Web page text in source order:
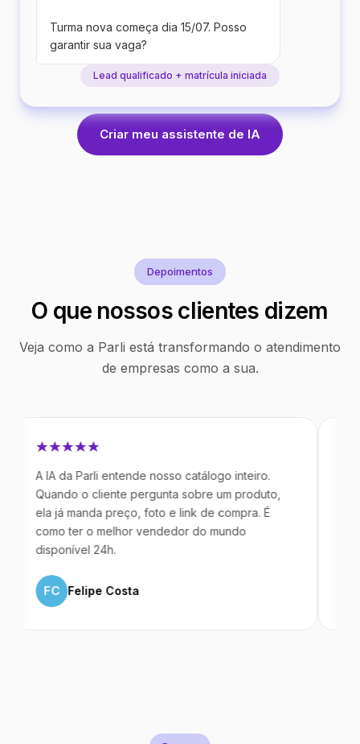
Turma nova começa dia 15/07. Posso
garantir sua vaga?
Lead qualificado + matrícula iniciada
Criar meu assistente de IA
Depoimentos
O que nossos clientes dizem
Veja como a Parli está transformando o atendimento
de empresas como a sua.
A IA da Parli entende nosso catálogo inteiro.
Quando o cliente pergunta sobre um produto,
ela já manda preço, foto e link de compra. É
como ter o melhor vendedor do mundo
disponível 24h.
Felipe Costa